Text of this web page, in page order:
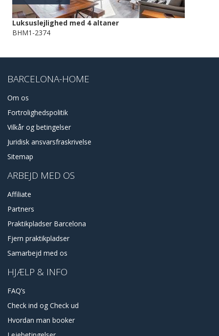
Luksuslejlighed med 4 altaner
BHM1-2374
BARCELONA-HOME
Om os
Fortrolighedspolitik
Vilkår og betingelser
Juridisk ansvarsfraskrivelse
Sitemap
ARBEJD MED OS
Affiliate
Partners
Praktikpladser Barcelona
Fjern praktikpladser
Samarbejd med os
HJÆLP & INFO
FAQ’s
Check ind og Check ud
Hvordan man booker